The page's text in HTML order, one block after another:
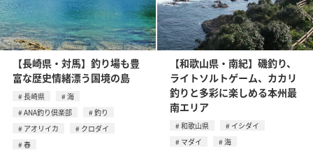
【長崎県・対馬】釣り場も豊
富な歴史情緒漂う国境の島
長崎県
海
ANA釣り倶楽部
釣り
アオリイカ
クロダイ
春
【和歌山県・南紀】磯釣り、
ライトソルトゲーム、カカリ
釣りと多彩に楽しめる本州最
南エリア
和歌山県
イシダイ
マダイ
海